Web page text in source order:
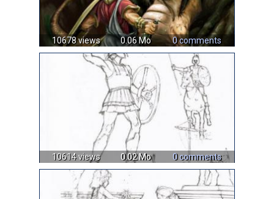
10678 views 0.06 Mo 0 comments
10614 views 0.02 Mo 0 comments